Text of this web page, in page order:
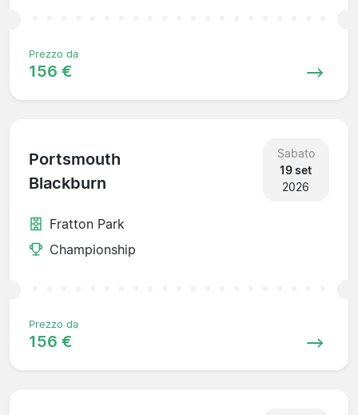
Prezzo da
156 €
Portsmouth
Blackburn
Sabato
19 set
2026
Fratton Park
Championship
Prezzo da
156 €